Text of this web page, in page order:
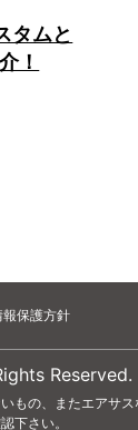
タムと
！
報保護方針
Reserved.
の、またエアサ
下さい。